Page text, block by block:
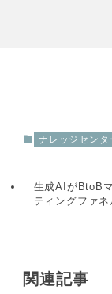
ナレッジセンタ
生成AIがBtoB
ティングファ
関連記事